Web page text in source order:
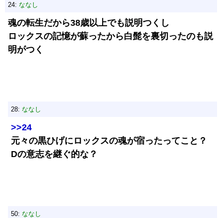
24: ななし
魂の転生だから38歳以上でも説明つくし
ロックスの記憶が蘇ったから白髭を裏切ったのも説
明がつく
28: ななし
>>24
元々の黒ひげにロックスの魂が宿ったってこと？
Dの意志を継ぐ的な？
50: ななし